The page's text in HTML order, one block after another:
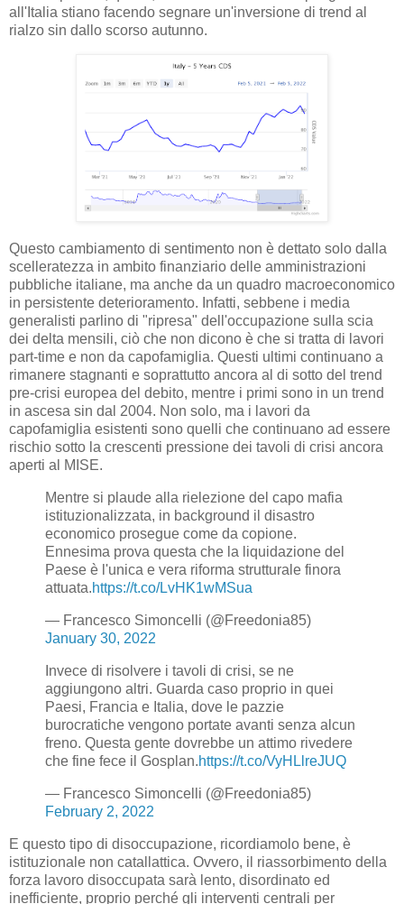
all'Italia stiano facendo segnare un'inversione di trend al
rialzo sin dallo scorso autunno.
Questo cambiamento di sentimento non è dettato solo dalla
scelleratezza in ambito finanziario delle amministrazioni
pubbliche italiane, ma anche da un quadro macroeconomico
in persistente deterioramento. Infatti, sebbene i media
generalisti parlino di "ripresa" dell'occupazione sulla scia
dei delta mensili, ciò che non dicono è che si tratta di lavori
part-time e non da capofamiglia. Questi ultimi continuano a
rimanere stagnanti e soprattutto ancora al di sotto del trend
pre-crisi europea del debito, mentre i primi sono in un trend
in ascesa sin dal 2004. Non solo, ma i lavori da
capofamiglia esistenti sono quelli che continuano ad essere
rischio sotto la crescenti pressione dei tavoli di crisi ancora
aperti al MISE.
Mentre si plaude alla rielezione del capo mafia
istituzionalizzata, in background il disastro
economico prosegue come da copione.
Ennesima prova questa che la liquidazione del
Paese è l'unica e vera riforma strutturale finora
attuata.https://t.co/LvHK1wMSua
— Francesco Simoncelli (@Freedonia85)
January 30, 2022
Invece di risolvere i tavoli di crisi, se ne
aggiungono altri. Guarda caso proprio in quei
Paesi, Francia e Italia, dove le pazzie
burocratiche vengono portate avanti senza alcun
freno. Questa gente dovrebbe un attimo rivedere
che fine fece il Gosplan.https://t.co/VyHLlreJUQ
— Francesco Simoncelli (@Freedonia85)
February 2, 2022
E questo tipo di disoccupazione, ricordiamolo bene, è
istituzionale non catallattica. Ovvero, il riassorbimento della
forza lavoro disoccupata sarà lento, disordinato ed
inefficiente, proprio perché gli interventi centrali per